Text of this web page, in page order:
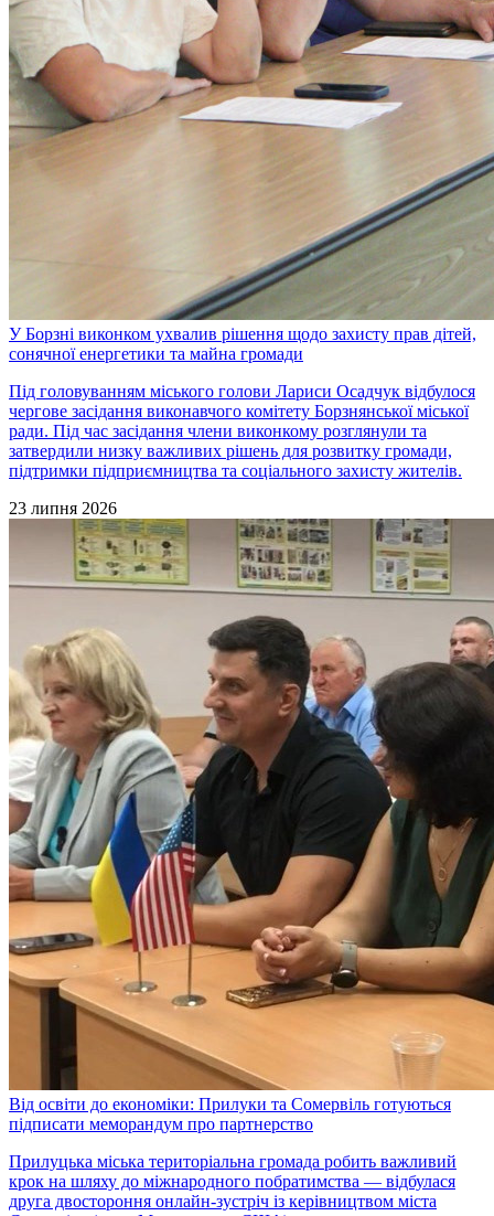
У Борзні виконком ухвалив рішення щодо захисту прав дітей,
сонячної енергетики та майна громади
Під головуванням міського голови Лариси Осадчук відбулося
чергове засідання виконавчого комітету Борзнянської міської
ради. Під час засідання члени виконкому розглянули та
затвердили низку важливих рішень для розвитку громади,
підтримки підприємництва та соціального захисту жителів.
23 липня 2026
Від освіти до економіки: Прилуки та Сомервіль готуються
підписати меморандум про партнерство
Прилуцька міська територіальна громада робить важливий
крок на шляху до міжнародного побратимства — відбулася
друга двостороння онлайн-зустріч із керівництвом міста